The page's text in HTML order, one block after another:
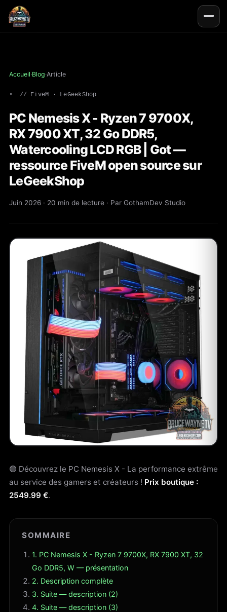
Accueil·Blog·Article
// FiveM · LeGeekShop
PC Nemesis X - Ryzen 7 9700X,
RX 7900 XT, 32 Go DDR5,
Watercooling LCD RGB | Got —
ressource FiveM open source sur
LeGeekShop
Juin 2026 · 20 min de lecture · Par GothamDev Studio
🟢 Découvrez le PC Nemesis X - La performance extrême
au service des gamers et créateurs ! Prix boutique :
2549.99 €.
SOMMAIRE
1. PC Nemesis X - Ryzen 7 9700X, RX 7900 XT, 32
Go DDR5, W — présentation
2. Description complète
3. Suite — description (2)
4. Suite — description (3)